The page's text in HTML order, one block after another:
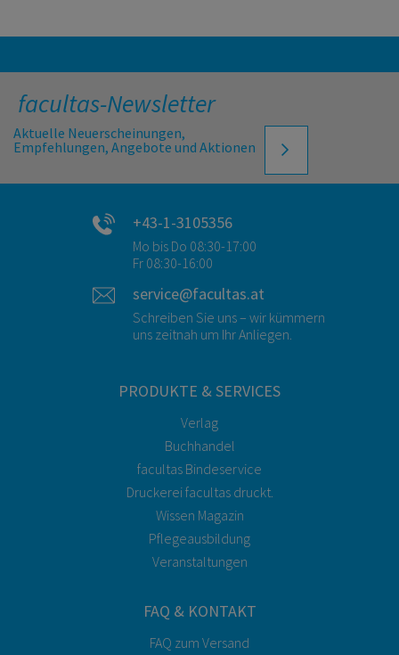
facultas-Newsletter
Aktuelle Neuerscheinungen,
Empfehlungen, Angebote und Aktionen
+43-1-3105356
Mo bis Do 08:30-17:00
Fr 08:30-16:00
service@facultas.at
Schreiben Sie uns – wir kümmern
uns zeitnah um Ihr Anliegen.
PRODUKTE & SERVICES
Verlag
Buchhandel
facultas Bindeservice
Druckerei facultas druckt.
Wissen Magazin
Pflegeausbildung
Veranstaltungen
FAQ & KONTAKT
FAQ zum Versand